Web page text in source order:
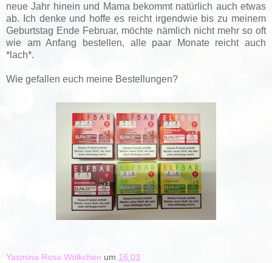
neue Jahr hinein und Mama bekommt natürlich auch etwas
ab. Ich denke und hoffe es reicht irgendwie bis zu meinem
Geburtstag Ende Februar, möchte nämlich nicht mehr so oft
wie am Anfang bestellen, alle paar Monate reicht auch
*lach*.
Wie gefallen euch meine Bestellungen?
Yasmina Rosa Wölkchen um 16:03